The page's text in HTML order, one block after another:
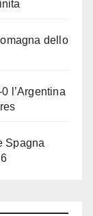
dello
l’Argentina
Spagna